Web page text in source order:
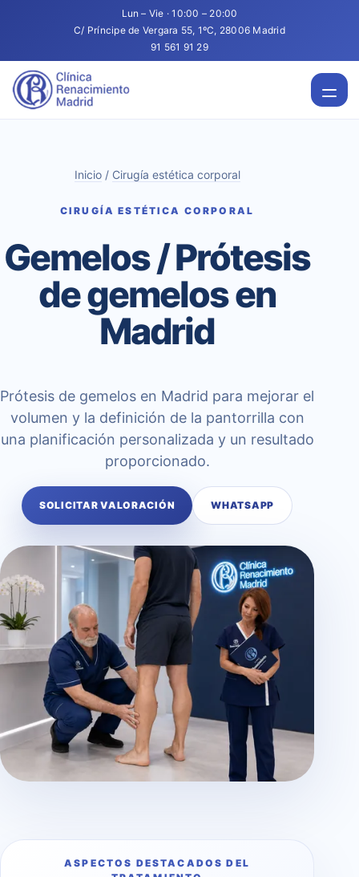
Lun – Vie · 10:00 – 20:00
C/ Príncipe de Vergara 55, 1ºC, 28006 Madrid
91 561 91 29
Inicio/ Cirugía estética corporal
CIRUGÍA ESTÉTICA CORPORAL
Gemelos / Prótesis
de gemelos en
Madrid
Prótesis de gemelos en Madrid para mejorar el
volumen y la definición de la pantorrilla con
una planificación personalizada y un resultado
proporcionado.
SOLICITAR VALORACIÓN WHATSAPP
ASPECTOS DESTACADOS DEL